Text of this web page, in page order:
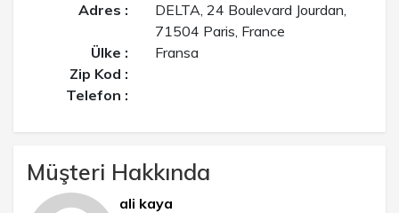
Adres :
DELTA, 24 Boulevard Jourdan,
71504 Paris, France
Ülke :
Fransa
Zip Kod :
Telefon :
Müşteri Hakkında
ali kaya